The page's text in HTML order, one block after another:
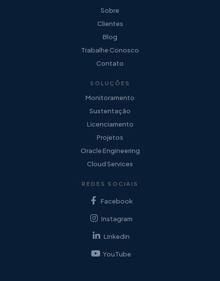
Sobre
Clientes
Blog
Trabalhe Conosco
Contato
SOLUÇÕES
Monitoramento
Sustentação
Licenciamento
Projetos
Oracle Engineering
Cloud Services
REDES SOCIAIS
Facebook
Instagram
Linkedin
YouTube